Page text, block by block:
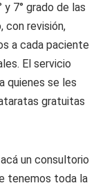
7° grado de las
con revisión,
a cada paciente
El servicio
quienes se les
gratuitas
un consultorio
tenemos toda la